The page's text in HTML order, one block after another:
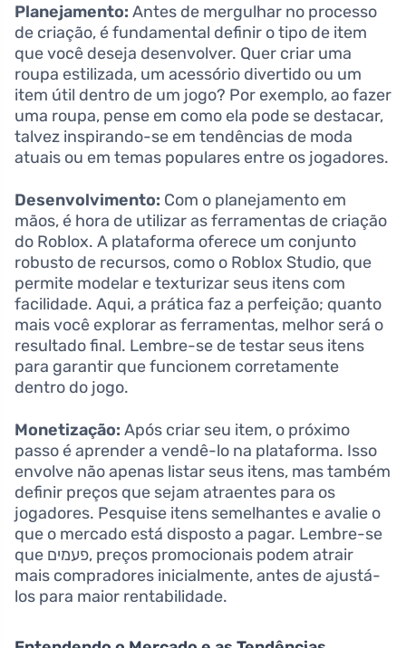
Planejamento: Antes de mergulhar no processo
de criação, é fundamental definir o tipo de item
que você deseja desenvolver. Quer criar uma
roupa estilizada, um acessório divertido ou um
item útil dentro de um jogo? Por exemplo, ao fazer
uma roupa, pense em como ela pode se destacar,
talvez inspirando-se em tendências de moda
atuais ou em temas populares entre os jogadores.
Desenvolvimento: Com o planejamento em
mãos, é hora de utilizar as ferramentas de criação
do Roblox. A plataforma oferece um conjunto
robusto de recursos, como o Roblox Studio, que
permite modelar e texturizar seus itens com
facilidade. Aqui, a prática faz a perfeição; quanto
mais você explorar as ferramentas, melhor será o
resultado final. Lembre-se de testar seus itens
para garantir que funcionem corretamente
dentro do jogo.
Monetização: Após criar seu item, o próximo
passo é aprender a vendê-lo na plataforma. Isso
envolve não apenas listar seus itens, mas também
definir preços que sejam atraentes para os
jogadores. Pesquise itens semelhantes e avalie o
que o mercado está disposto a pagar. Lembre-se
que פעמים, preços promocionais podem atrair
mais compradores inicialmente, antes de ajustá-
los para maior rentabilidade.